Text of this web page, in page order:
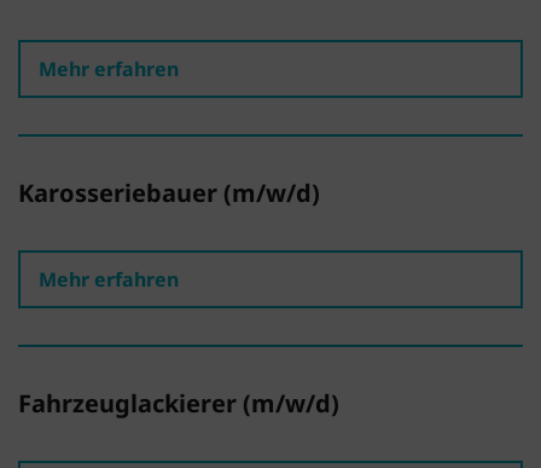
Mehr erfahren
Karosseriebauer (m/w/d)
Mehr erfahren
Fahrzeuglackierer (m/w/d)